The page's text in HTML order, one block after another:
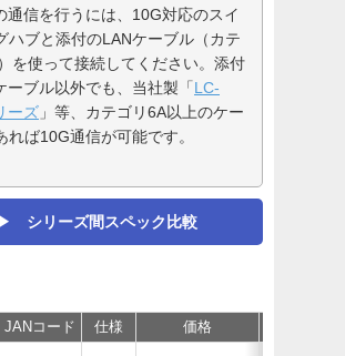
信を行うには、10G対応のスイ
ハブと添付のLANケーブル（カテ
を使って接続してください。添付
ーブル以外でも、当社製「LC-
ーズ 」等、カテゴリ6A以上のケー
れば10G通信が可能です。
▶ シリーズ間スペック比較
JANコード 仕様 価格